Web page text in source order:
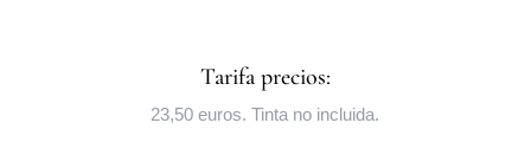
Tarifa precios:
23,50 euros. Tinta no incluida.